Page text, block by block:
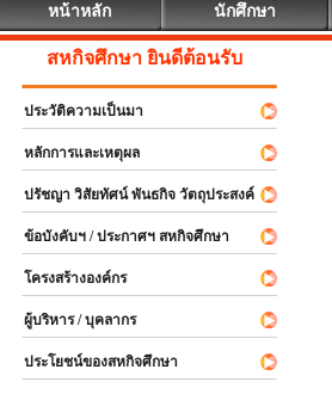
หน้าหลัก นักศึกษา
สหกิจศึกษา ยินดีต้อนรับ
ประวัติความเป็นมา
หลักการและเหตุผล
ปรัชญา วิสัยทัศน์ พันธกิจ วัตถุประสงค์
ข้อบังคับฯ / ประกาศฯ สหกิจศึกษา
โครงสร้างองค์กร
ผู้บริหาร / บุคลากร
ประโยชน์ของสหกิจศึกษา